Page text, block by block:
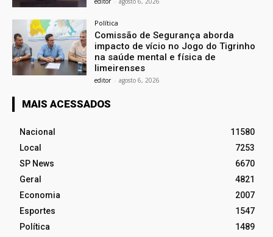
Política
Comissão de Segurança aborda
impacto de vício no Jogo do Tigrinho
na saúde mental e física de
limeirenses
editor - agosto 6, 2026
MAIS ACESSADOS
Nacional
11580
Local
7253
SP News
6670
Geral
4821
Economia
2007
Esportes
1547
Política
1489